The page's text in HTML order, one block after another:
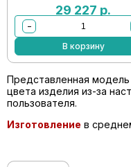
29 227 р.
−
В корзину
Представленная
цвета изделия из-за
пользователя.
Изготовление в